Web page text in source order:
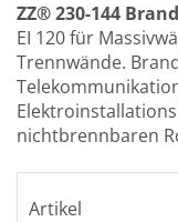
ZZ® 230-144
EI 120 für
Trennwände.
nichtbrennbaren
Artikel